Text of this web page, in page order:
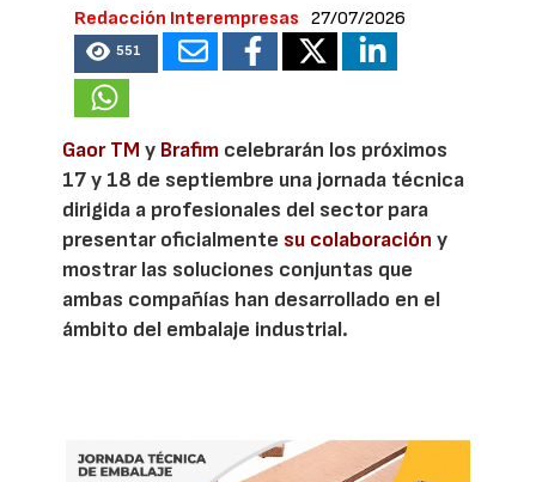
Redacción Interempresas 27/07/2026
551
Gaor TM y Brafim celebrarán los próximos
17 y 18 de septiembre una jornada técnica
dirigida a profesionales del sector para
presentar oficialmente su colaboración y
mostrar las soluciones conjuntas que
ambas compañías han desarrollado en el
ámbito del embalaje industrial.